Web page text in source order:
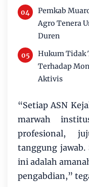
Pemkab
Agro Tenera
Duren
Hukum Tidak
Terhadap
Aktivis
“Setiap ASN
marwah
profesional,
tanggung
ini adalah
pengabdian,”